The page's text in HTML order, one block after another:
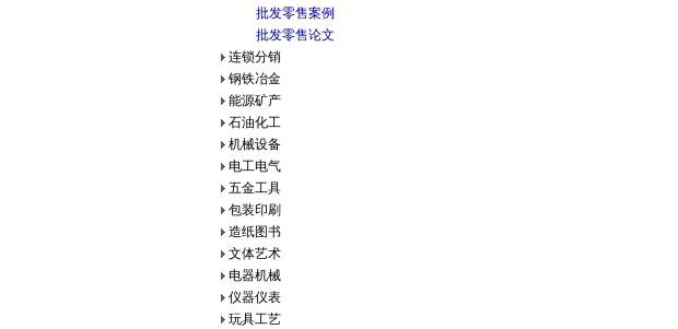
批发零售案例
批发零售论文
连锁分销
钢铁冶金
能源矿产
石油化工
机械设备
电工电气
五金工具
包装印刷
造纸图书
文体艺术
电器机械
仪器仪表
玩具工艺